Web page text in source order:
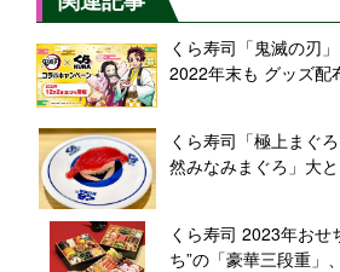
くら寿司「鬼滅の刃
2022年末も グッズ配
くら寿司「極上まぐ
然みなみまぐろ」大
くら寿司 2023年おせ
ち”の「豪華三段重」